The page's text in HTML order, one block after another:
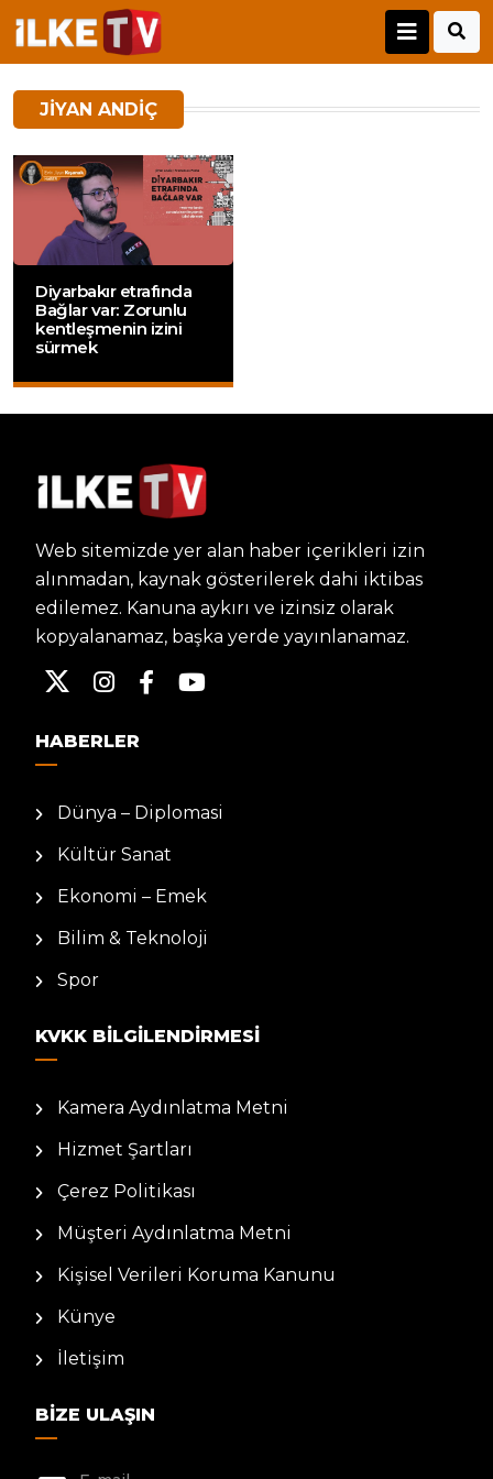
JIYAN ANDIÇ
Diyarbakır etrafında
Bağlar var: Zorunlu
kentleşmenin izini
sürmek
Web sitemizde yer alan haber içerikleri izin
alınmadan, kaynak gösterilerek dahi iktibas
edilemez. Kanuna aykırı ve izinsiz olarak
kopyalanamaz, başka yerde yayınlanamaz.
HABERLER
Dünya – Diplomasi
Kültür Sanat
Ekonomi – Emek
Bilim & Teknoloji
Spor
KVKK BILGILENDIRMESI
Kamera Aydınlatma Metni
Hizmet Şartları
Çerez Politikası
Müşteri Aydınlatma Metni
Kişisel Verileri Koruma Kanunu
Künye
İletişim
BIZE ULAŞIN